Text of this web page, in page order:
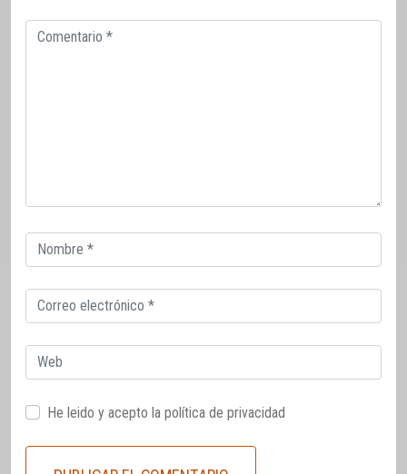
Comentario
Correo
electrónico
Correo
electrónico
Web
He leido y acepto la política de privacidad